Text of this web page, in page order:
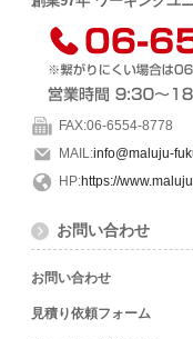
FAX:06-6554-8778
MAIL:info@maluju-
HP:https://
お問い合わせ
お問い合わせ
見積り依頼フォーム